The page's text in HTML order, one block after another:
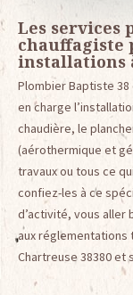
Les services
chauffagiste
installations
Plombier Baptiste
en charge
chaudière, le
(aérothermique et
travaux ou tous ce
confiez-les à ce
d’activité, vous aller
aux réglementations
Chartreuse 38380 et